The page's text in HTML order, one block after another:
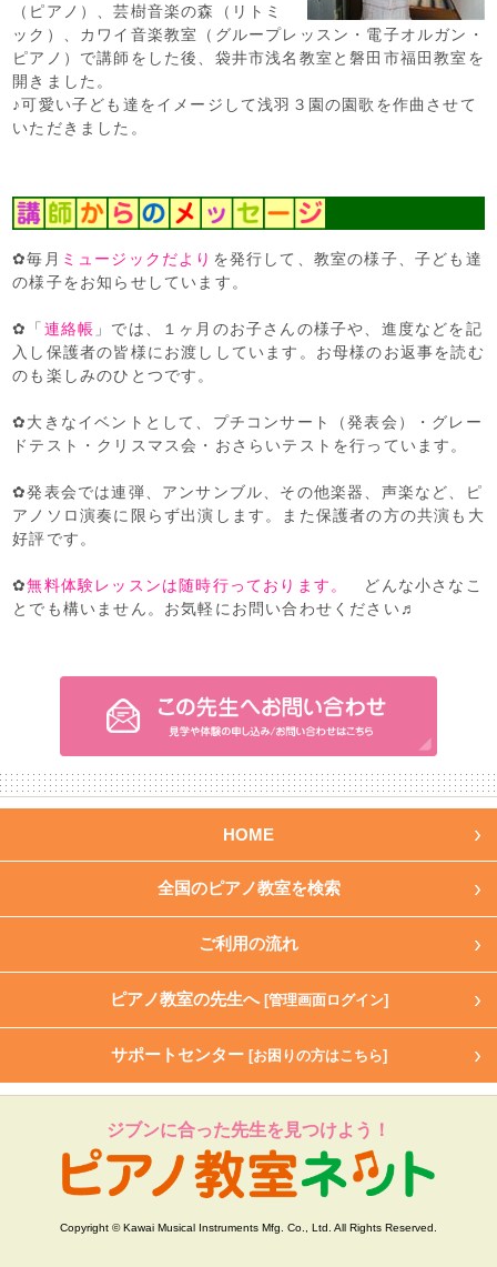
（ピアノ）、芸樹音楽の森（リトミ
ック）、カワイ音楽教室（グループレッスン・電子オルガン・
ピアノ）で講師をした後、袋井市浅名教室と磐田市福田教室を
開きました。
♪可愛い子ども達をイメージして浅羽３園の園歌を作曲させて
いただきました。
✿毎月 ミュージックだより を発行して、教室の様子、子ども達
の様子をお知らせしています。
✿「 連絡帳 」では、１ヶ月のお子さんの様子や、進度などを記
入し保護者の皆様にお渡ししています。お母様のお返事を読む
のも楽しみのひとつです。
✿大きなイベントとして、プチコンサート（発表会）・グレー
ドテスト・クリスマス会・おさらいテストを行っています。
✿発表会では連弾、アンサンブル、その他楽器、声楽など、ピ
アノソロ演奏に限らず出演します。また保護者の方の共演も大
好評です。
✿無料体験レッスンは随時行っております。
どんな小さなこ
とでも構いません。お気軽にお問い合わせください♬
HOME
全国のピアノ教室を検索
ご利用の流れ
ピアノ教室の先生へ [管理画面ログイン]
サポートセンター [お困りの方はこちら]
ジブンに合った先生を見つけよう！
Copyright © Kawai Musical Instruments Mfg. Co., Ltd. All Rights Reserved.